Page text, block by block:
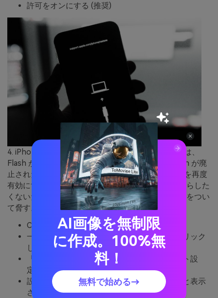
許可をオンにする (推奨)
4. iPhone の Chrome でビデオが再生されない場合は、
Flash が必要であり、セキュリティ上の理由で Flash が廃
止されたことが原因である場合があります。Flash を再度
有効にすることはできますが、システムを危険にさらした
くないため、後で無効にする必要があります。弱みをつい
て脅す。
Chrome の設定メニューを開きます ≡
一番下までスクロールして「詳細設定」をクリック
します
「プライバシーとセキュリティ」で、「サイト設
定」をクリックします。
設定を有効にして、ラベルに「最初に質問」と表示
されるようにします (推奨)
AI画像を無制限
に作成。100%無
料！
無料で始める→